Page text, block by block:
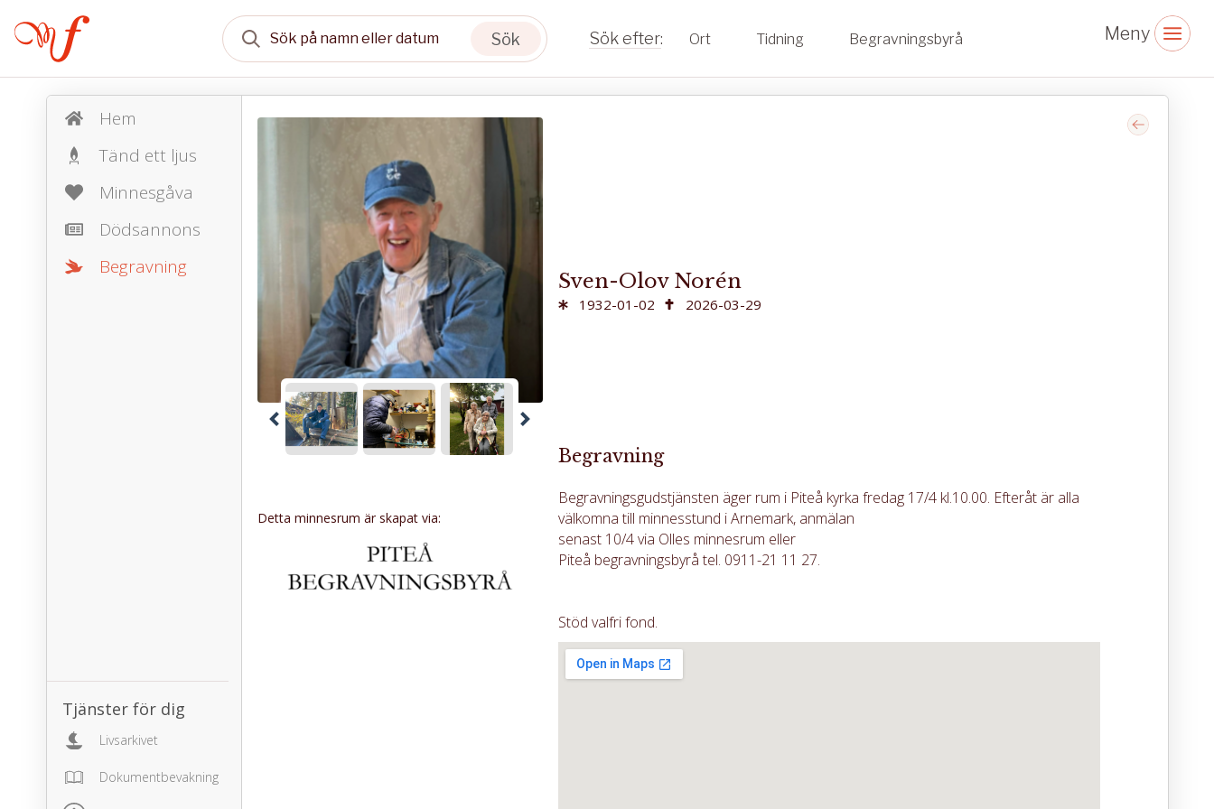
Sök Ort Tidning Begravningsbyrå
Hem
Tänd ett ljus
Minnesgåva
Dödsannons
Begravning
Tjänster för dig
Livsarkivet
Dokumentbevakning
Detta minnesrum är skapat via:
Sven-Olov Norén
1932-01-02 2026-03-29
Begravning
Begravningsgudstjänsten äger rum i Piteå kyrka fredag 17/4 kl.10.00. Efteråt är alla
välkomna till minnesstund i Arnemark, anmälan
senast 10/4 via Olles minnesrum eller
Piteå begravningsbyrå tel. 0911-21 11 27.
Stöd valfri fond.